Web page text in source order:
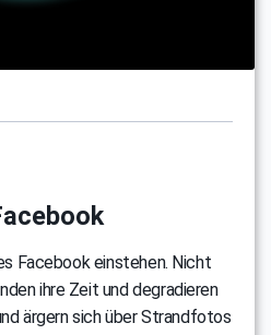
Facebook einstehen. Nicht
ihre Zeit und degradieren
ärgern sich über Strandfotos